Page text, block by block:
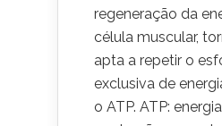
regeneração da
célula muscular,
apta a repetir o
exclusiva de
o ATP. ATP: